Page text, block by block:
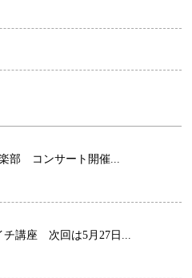
部 コンサート開催...
チ講座 次回は5月27日...